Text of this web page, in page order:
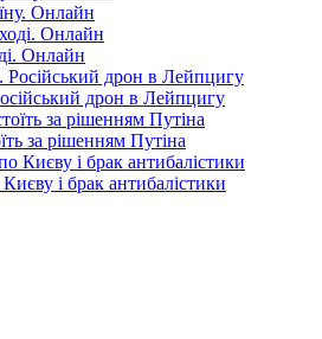
Онлайн
Онлайн
дрон в Лейпцигу
за рішенням Путіна
і брак антибалістики